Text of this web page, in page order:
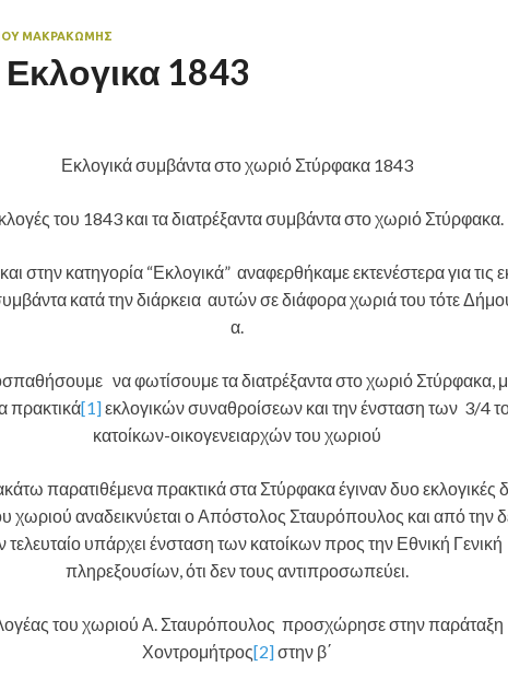
ΜΑΚΡΑΚΏΜΗΣ
1843
Εκλογικά συμβάντα στο χωριό Στύρφακα 1843
του 1843 και τα διατρέξαντα συμβάντα στο χωριό Στύρφακα.
στην κατηγορία “Εκλογικά” αναφερθήκαμε εκτενέστερα για τις
κατά την διάρκεια αυτών σε διάφορα χωριά του τότε
α.
να φωτίσουμε τα διατρέξαντα στο χωριό Στύρφακα,
πρακτικά[1]εκλογικών συναθροίσεων και την ένσταση των 3/4
κατοίκων-οικογενειαρχών του χωριού
παρατιθέμενα πρακτικά στα Στύρφακα έγιναν δυο εκλογικές
χωριού αναδεικνύεται ο Απόστολος Σταυρόπουλος και από την
τελευταίο υπάρχει ένσταση των κατοίκων προς την Εθνική
πληρεξουσίων, ότι δεν τους αντιπροσωπεύει.
του χωριού Α. Σταυρόπουλος προσχώρησε στην παράταξη
Χοντρομήτρος[2]στην β΄